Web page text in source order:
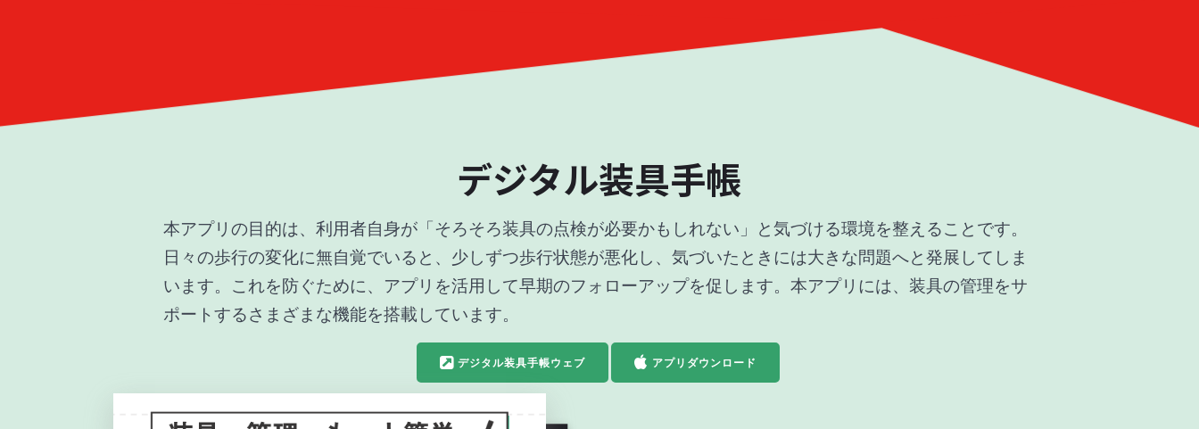
デジタル装具手帳
本アプリの目的は、利用者自身が「そろそろ装具の点検が必要かもしれない」と気づける環境を整えることです。
日々の歩行の変化に無自覚でいると、少しずつ歩行状態が悪化し、気づいたときには大きな問題へと発展してしま
います。これを防ぐために、アプリを活用して早期のフォローアップを促します。本アプリには、装具の管理をサ
ポートするさまざまな機能を搭載しています。
デジタル装具手帳ウェブ アプリダウンロード